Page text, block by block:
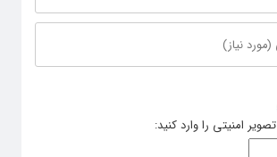
تصویر امنیتی را وارد کنید: